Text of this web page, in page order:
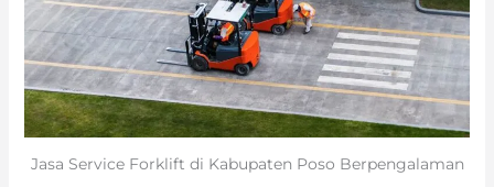
Jasa Service Forklift di Kabupaten Poso Berpengalaman